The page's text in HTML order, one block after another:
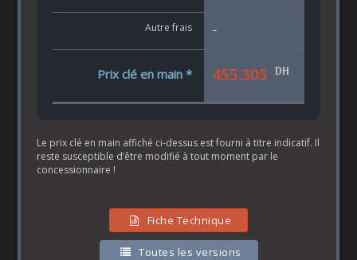
Autre frais -
Prix clé en main * 455.305 DH
Le prix clé en main affiché ci-dessus est fourni à titre indicatif. Il
reste susceptible d’être modifié à tout moment par le
concessionnaire !
Fiche Technique
Toutes les versions